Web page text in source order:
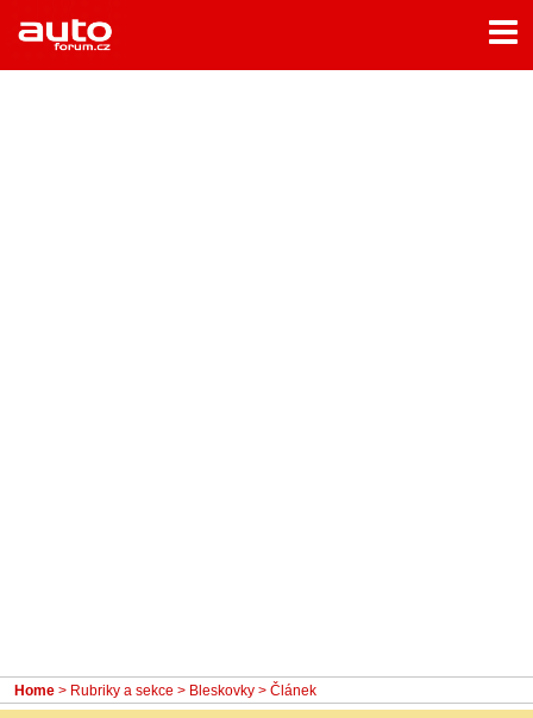
Home
Rubriky
Home > Rubriky a sekce > Bleskovky > Článek